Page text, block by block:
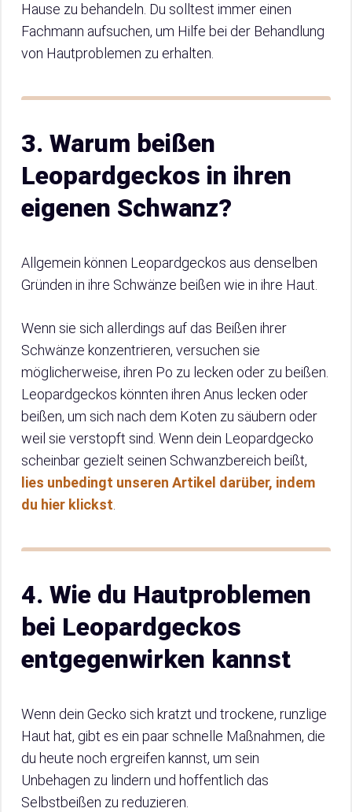
Hause zu behandeln. Du solltest immer einen
Fachmann aufsuchen, um Hilfe bei der Behandlung
von Hautproblemen zu erhalten.
3. Warum beißen
Leopardgeckos in ihren
eigenen Schwanz?
Allgemein können Leopardgeckos aus denselben
Gründen in ihre Schwänze beißen wie in ihre Haut.
Wenn sie sich allerdings auf das Beißen ihrer
Schwänze konzentrieren, versuchen sie
möglicherweise, ihren Po zu lecken oder zu beißen.
Leopardgeckos könnten ihren Anus lecken oder
beißen, um sich nach dem Koten zu säubern oder
weil sie verstopft sind. Wenn dein Leopardgecko
scheinbar gezielt seinen Schwanzbereich beißt,
lies unbedingt unseren Artikel darüber, indem
du hier klickst
4. Wie du Hautproblemen
bei Leopardgeckos
entgegenwirken kannst
Wenn dein Gecko sich kratzt und trockene, runzlige
Haut hat, gibt es ein paar schnelle Maßnahmen, die
du heute noch ergreifen kannst, um sein
Unbehagen zu lindern und hoffentlich das
Selbstbeißen zu reduzieren.